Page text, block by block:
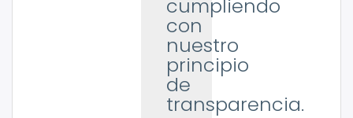
cumpliendo
con
nuestro
principio
de
transparencia.